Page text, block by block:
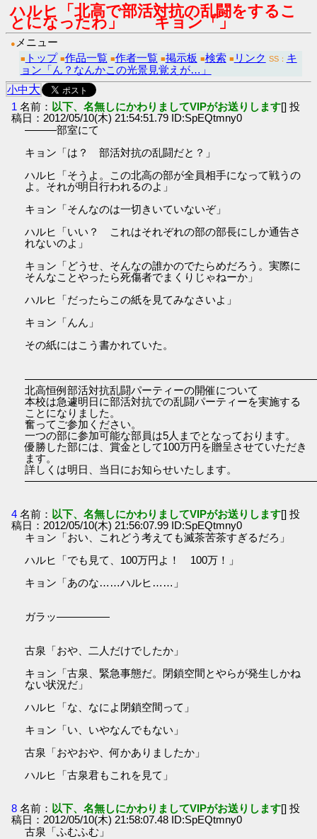
ハルヒ「北高で部活対抗の乱闘をするこ
とになったわ」 キョン「」
● メニュー
■ トップ ■作品一覧 ■作者一覧 ■掲示板 ■検索 ■ リンク SS： キ
ョン「ん？なんかこの光景見覚えが…」
小中大
1 名前： 以下、名無しにかわりましてVIPがお送りします[] 投
稿日：2012/05/10(木) 21:54:51.79 ID:SpEQtmny0
―――部室にて
キョン「は？ 部活対抗の乱闘だと？」
ハルヒ「そうよ。この北高の部が全員相手になって戦うの
よ。それが明日行われるのよ」
キョン「そんなのは一切きいていないぞ」
ハルヒ「いい？ これはそれぞれの部の部長にしか通告さ
れないのよ」
キョン「どうせ、そんなの誰かのでたらめだろう。実際に
そんなことやったら死傷者でまくりじゃねーか」
ハルヒ「だったらこの紙を見てみなさいよ」
キョン「んん」
その紙にはこう書かれていた。
北高恒例部活対抗乱闘パーティーの開催について
本校は急遽明日に部活対抗での乱闘パーティーを実施する
ことになりました。
奮ってご参加ください。
一つの部に参加可能な部員は5人までとなっております。
優勝した部には、賞金として100万円を贈呈させていただき
ます。
詳しくは明日、当日にお知らせいたします。
4 名前： 以下、名無しにかわりましてVIPがお送りします[] 投
稿日：2012/05/10(木) 21:56:07.99 ID:SpEQtmny0
キョン「おい、これどう考えても滅茶苦茶すぎるだろ」
ハルヒ「でも見て、100万円よ！ 100万！」
キョン「あのな……ハルヒ……」
ガラッ―――――
古泉「おや、二人だけでしたか」
キョン「古泉、緊急事態だ。閉鎖空間とやらが発生しかね
ない状況だ」
ハルヒ「な、なによ閉鎖空間って」
キョン「い、いやなんでもない」
古泉「おやおや、何かありましたか」
ハルヒ「古泉君もこれを見て」
8 名前： 以下、名無しにかわりましてVIPがお送りします[] 投
稿日：2012/05/10(木) 21:58:07.48 ID:SpEQtmny0
古泉「ふむふむ」